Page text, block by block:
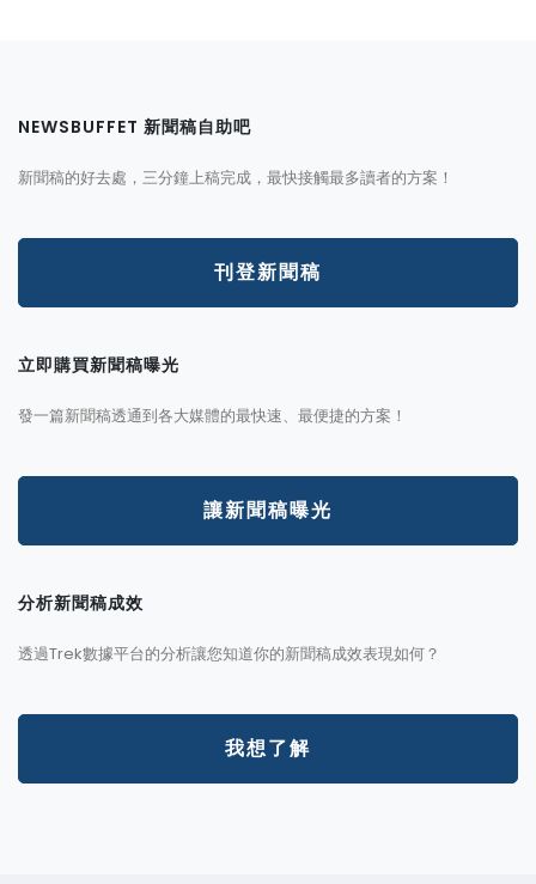
NEWSBUFFET 新聞稿自助吧
新聞稿的好去處，三分鐘上稿完成，最快接觸最多讀者的方案！
刊登新聞稿
立即購買新聞稿曝光
發一篇新聞稿透通到各大媒體的最快速、最便捷的方案！
讓新聞稿曝光
分析新聞稿成效
透過Trek數據平台的分析讓您知道你的新聞稿成效表現如何？
我想了解